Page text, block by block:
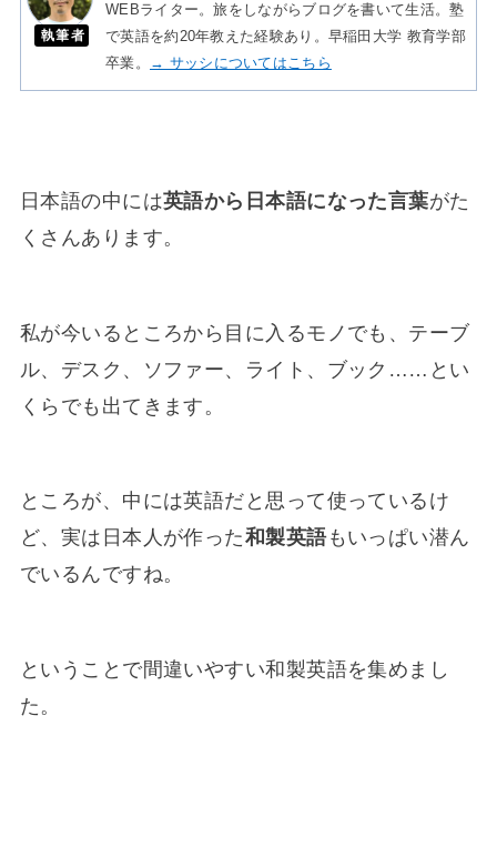
執筆者
WEBライター。旅をしながらブログを書いて生活。塾
で英語を約20年教えた経験あり。早稲田大学 教育学部
卒業。
→ サッシについてはこちら
日本語の中には英語から日本語になった言葉がた
くさんあります。
私が今いるところから目に入るモノでも、テーブ
ル、デスク、ソファー、ライト、ブック……とい
くらでも出てきます。
ところが、中には英語だと思って使っているけ
ど、実は日本人が作った和製英語もいっぱい潜ん
でいるんですね。
ということで間違いやすい和製英語を集めまし
た。